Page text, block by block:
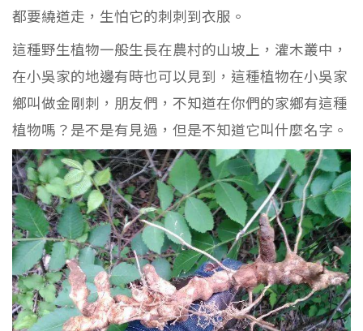
都要繞道走，生怕它的刺刺到衣服。
這種野生植物一般生長在農村的山坡上，灌木叢中，
在小吳家的地邊有時也可以見到，這種植物在小吳家
鄉叫做金剛刺，朋友們，不知道在你們的家鄉有這種
植物嗎？是不是有見過，但是不知道它叫什麼名字。